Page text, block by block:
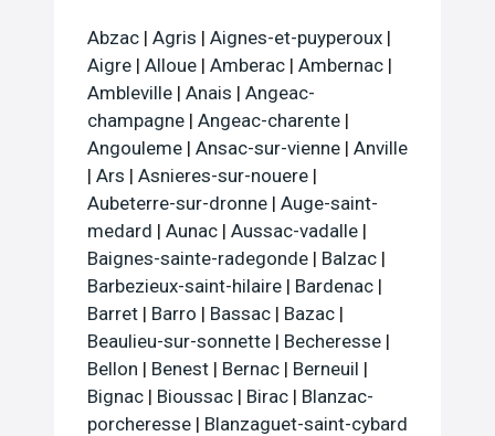
Abzac | Agris | Aignes-et-puyperoux |
Aigre | Alloue | Amberac | Ambernac |
Ambleville | Anais | Angeac-
champagne | Angeac-charente |
Angouleme | Ansac-sur-vienne | Anville
| Ars | Asnieres-sur-nouere |
Aubeterre-sur-dronne | Auge-saint-
medard | Aunac | Aussac-vadalle |
Baignes-sainte-radegonde | Balzac |
Barbezieux-saint-hilaire | Bardenac |
Barret | Barro | Bassac | Bazac |
Beaulieu-sur-sonnette | Becheresse |
Bellon | Benest | Bernac | Berneuil |
Bignac | Bioussac | Birac | Blanzac-
porcheresse | Blanzaguet-saint-cybard